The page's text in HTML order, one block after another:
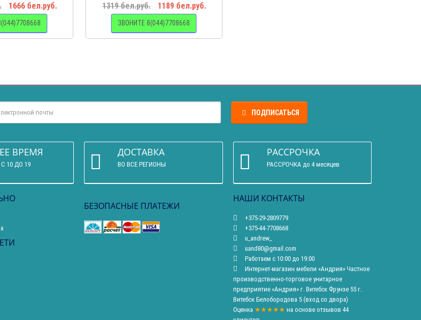
1666 бел.руб. 1319 бел.руб. 1189 бел.руб.
ЗВОНИТЕ 8(044)7708668
ПОДПИСАТЬСЯ
ВРЕМЯ
10 ДО 19
ДОСТАВКА
ВО ВСЕ РЕГИОНЫ
РАССРОЧКА
РАССРОЧКА до 4 месяцев
БЕЗОПАСНЫЕ ПЛАТЕЖИ
НАШИ КОНТАКТЫ
+375-29-2809779
+375-44-7708668
u_andrew_
uand80@gmail.com
Работаем с 10:00 до 19:00
Интернет-магазин мебели «Андрия» Частное
производственно-торговое унитарное
предприятие «Андрия» г. Витебск Фрунзе 55 г.
Витебск Белобородова 5 (вход со двора)
Оценка ★★★★★ на основе отзывов 44